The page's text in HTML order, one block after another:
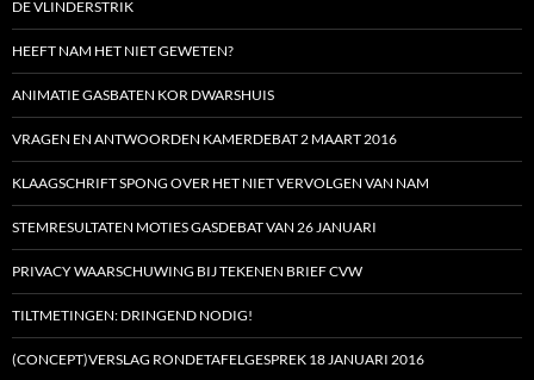
DE VLINDERSTRIK
HEEFT NAM HET NIET GEWETEN?
ANIMATIE GASBATEN KOR DWARSHUIS
VRAGEN EN ANTWOORDEN KAMERDEBAT 2 MAART 2016
KLAAGSCHRIFT SPONG OVER HET NIET VERVOLGEN VAN NAM
STEMRESULTATEN MOTIES GASDEBAT VAN 26 JANUARI
PRIVACY WAARSCHUWING BIJ TEKENEN BRIEF CVW
TILTMETINGEN: DRINGEND NODIG!
(CONCEPT)VERSLAG RONDETAFELGESPREK 18 JANUARI 2016